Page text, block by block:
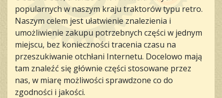
popularnych w naszym kraju traktorów typu retro.
Naszym celem jest ułatwienie znalezienia i
umożliwienie zakupu potrzebnych części w jednym
miejscu, bez konieczności tracenia czasu na
przeszukiwanie otchłani Internetu. Docelowo mają
tam znaleźć się głównie części stosowane przez
nas, w miarę możliwości sprawdzone co do
zgodności i jakości.